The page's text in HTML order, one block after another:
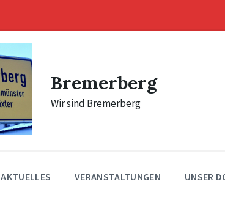
Bremerberg
Wir sind Bremerberg
AKTUELLES VERANSTALTUNGEN UNSER